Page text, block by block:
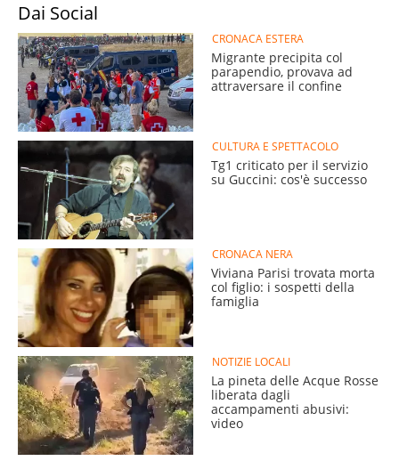
Dai Social
CRONACA ESTERA
Migrante precipita col
parapendio, provava ad
attraversare il confine
CULTURA E SPETTACOLO
Tg1 criticato per il servizio
su Guccini: cos'è successo
CRONACA NERA
Viviana Parisi trovata morta
col figlio: i sospetti della
famiglia
NOTIZIE LOCALI
La pineta delle Acque Rosse
liberata dagli
accampamenti abusivi:
video